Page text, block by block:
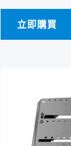
格：
立即購買